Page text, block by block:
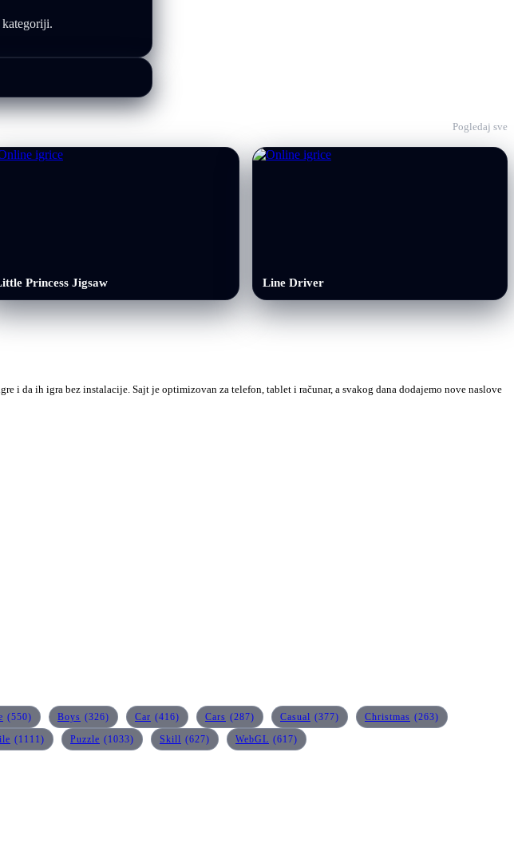
Pogledaj sve
Princess Jigsaw Line Driver
i da ih igra bez instalacije. Sajt je optimizovan za telefon, tablet i računar, a svakog dana dodajemo nove naslove
(550) Boys (326) Car (416) Cars (287) Casual (377) Christmas (263)
(1111) Puzzle (1033) Skill (627) WebGL (617)